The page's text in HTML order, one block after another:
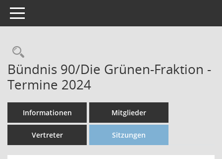
Toggle navigation
Bündnis 90/Die Grünen-Fraktion -
Termine 2024
Informationen Mitglieder
Vertreter Sitzungen